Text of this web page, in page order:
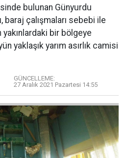
bulunan Günyurdu
çalışmaları sebebi ile
yakınlardaki bir bölgeye
yaklaşık yarım asırlık camisi
GÜNCELLEME:
27 Aralık 2021 Pazartesi 14:55